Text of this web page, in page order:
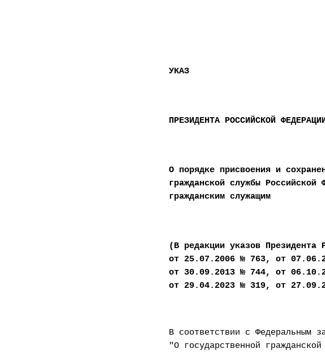
УКАЗ
ПРЕЗИДЕНТА РОССИЙСКОЙ
О порядке присвоения и
гражданской службы Российской
гражданским служащим
(В редакции указов Президента
от 25.07.2006 № 763, от
от 30.09.2013 № 744, от
от 29.04.2023 № 319, от
В соответствии с Федеральным
"О государственной